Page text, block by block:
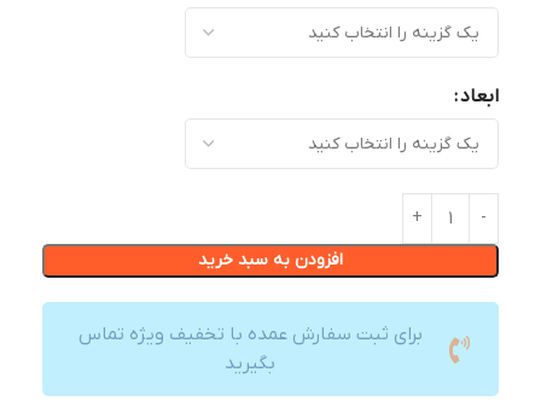
ابعاد
افزودن به سبد خرید
برای ثبت سفارش عمده با تخفیف ویژه تماس
بگیرید